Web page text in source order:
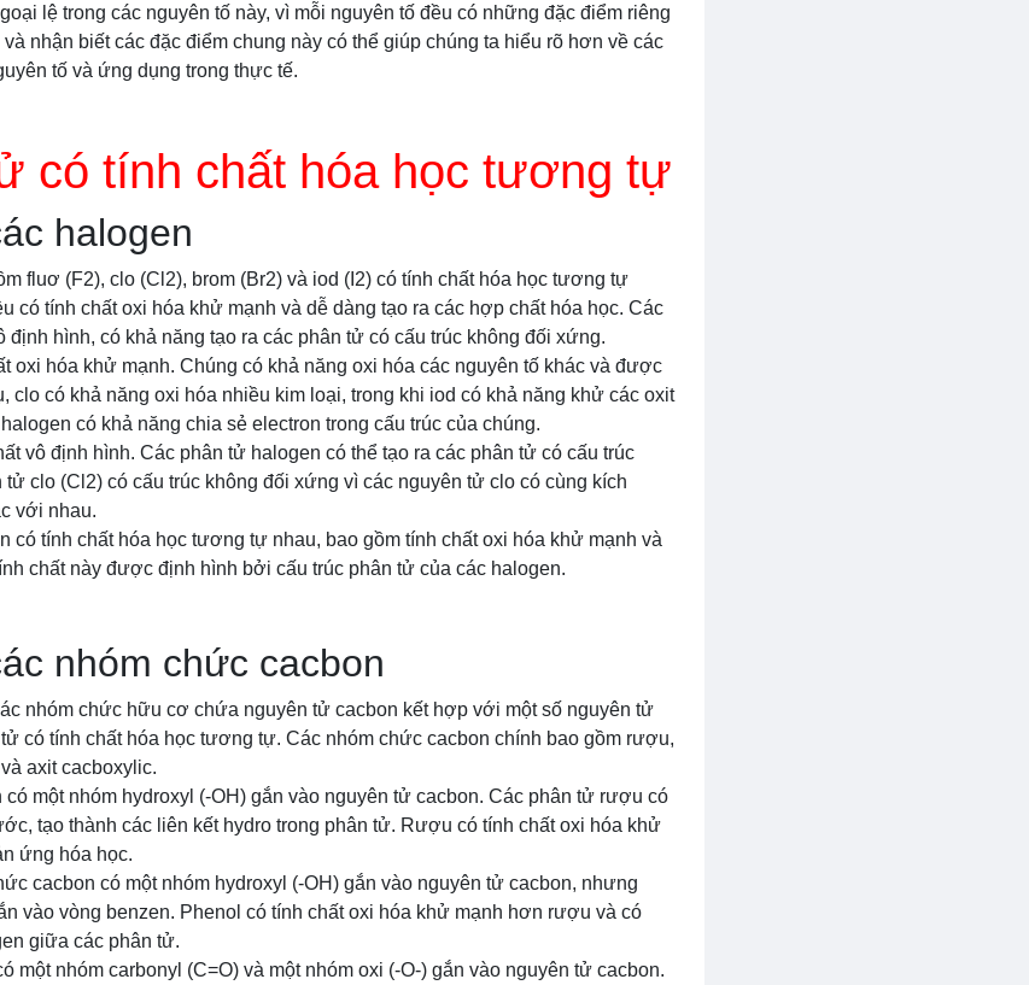
lệ trong các nguyên tố này, vì mỗi nguyên tố đều có những đặc điểm riêng
nhận biết các đặc điểm chung này có thể giúp chúng ta hiểu rõ hơn về các
tố và ứng dụng trong thực tế.
có tính chất hóa học tương tự
halogen
fluơ (F2), clo (Cl2), brom (Br2) và iod (I2) có tính chất hóa học tương tự
có tính chất oxi hóa khử mạnh và dễ dàng tạo ra các hợp chất hóa học. Các
định hình, có khả năng tạo ra các phân tử có cấu trúc không đối xứng.
oxi hóa khử mạnh. Chúng có khả năng oxi hóa các nguyên tố khác và được
clo có khả năng oxi hóa nhiều kim loại, trong khi iod có khả năng khử các oxit
có khả năng chia sẻ electron trong cấu trúc của chúng.
vô định hình. Các phân tử halogen có thể tạo ra các phân tử có cấu trúc
clo (Cl2) có cấu trúc không đối xứng vì các nguyên tử clo có cùng kích
với nhau.
có tính chất hóa học tương tự nhau, bao gồm tính chất oxi hóa khử mạnh và
chất này được định hình bởi cấu trúc phân tử của các halogen.
nhóm chức cacbon
nhóm chức hữu cơ chứa nguyên tử cacbon kết hợp với một số nguyên tử
có tính chất hóa học tương tự. Các nhóm chức cacbon chính bao gồm rượu,
axit cacboxylic.
một nhóm hydroxyl (-OH) gắn vào nguyên tử cacbon. Các phân tử rượu có
tạo thành các liên kết hydro trong phân tử. Rượu có tính chất oxi hóa khử
ứng hóa học.
cacbon có một nhóm hydroxyl (-OH) gắn vào nguyên tử cacbon, nhưng
vào vòng benzen. Phenol có tính chất oxi hóa khử mạnh hơn rượu và có
giữa các phân tử.
một nhóm carbonyl (C=O) và một nhóm oxi (-O-) gắn vào nguyên tử cacbon.